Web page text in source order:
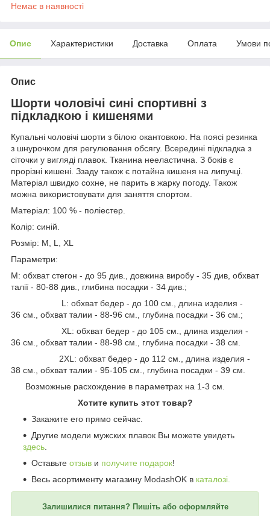
Немає в наявності
Опис Характеристики Доставка Оплата Умови
Опис
Шорти чоловічі сині спортивні з
підкладкою і кишенями
Купальні чоловічі шорти з білою окантовкою. На поясі резинка
з шнурочком для регулювання обсягу. Всередині підкладка з
сіточки у вигляді плавок. Тканина нееластична. З боків є
прорізні кишені. Ззаду також є потайна кишеня на липучці.
Матеріал швидко сохне, не парить в жарку погоду. Також
можна використовувати для заняття спортом.
Матеріал: 100 % - поліестер.
Колір: синій.
Розмір: M, L, XL
Параметри:
M: обхват стегон - до 95 див., довжина виробу - 35 див, обхват
талії - 80-88 див., глибина посадки - 34 див.;
L: обхват бедер - до 100 см., длина изделия -
36 см., обхват талии - 88-96 см., глубина посадки - 36 см.;
ХL: обхват бедер - до 105 см., длина изделия -
36 см., обхват талии - 88-98 см., глубина посадки - 38 см.
2XL: обхват бедер - до 112 см., длина изделия -
38 см., обхват талии - 95-105 см., глубина посадки - 39 см.
Возможные расхождение в параметрах на 1-3 см.
Хотите купить этот товар?
Закажите его прямо сейчас.
Другие модели мужских плавок Вы можете увидеть
здесь.
Оставьте отзыв и получите подарок!
Весь асортименту магазину ModashOK в каталозі.
Залишилися питання? Пишіть або оформляйте